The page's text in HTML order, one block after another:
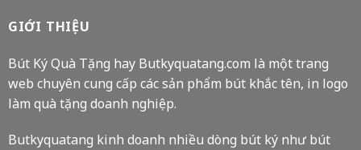
GIỚI THIỆU
Bút Ký Quà Tặng hay Butkyquatang.com là một trang
web chuyên cung cấp các sản phẩm bút khắc tên, in logo
làm quà tặng doanh nghiệp.
Butkyquatang kinh doanh nhiều dòng bút ký như bút